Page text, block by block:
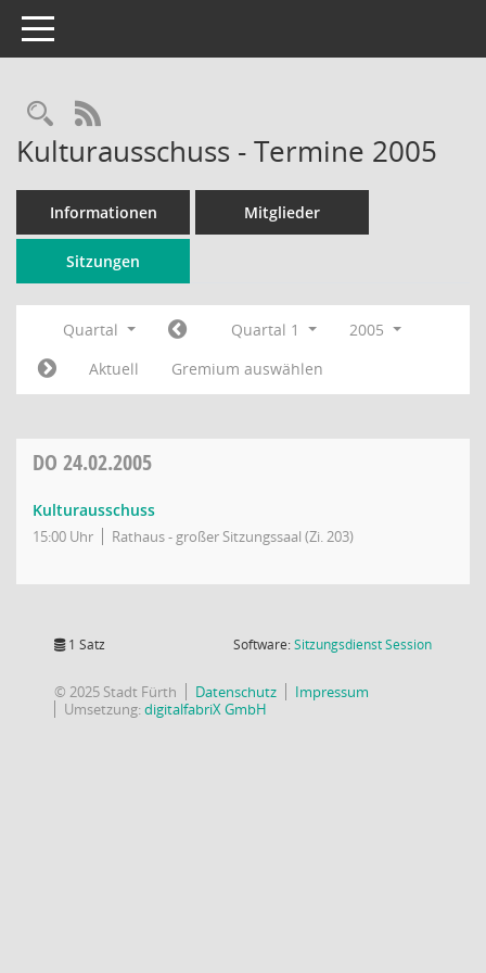
Toggle navigation
Rechercheauswahl
RSS-Feed
Kulturausschuss - Termine 2005
Informationen Mitglieder
Sitzungen
Quartal Quartal 1
2005
Aktuell
Gremium auswählen
DO 24.02.2005
Kulturausschuss
15:00 Uhr Rathaus - großer Sitzungssaal (Zi. 203)
1 Satz Software:SitzungsdienstSession(Wird in
© 2025 Stadt Fürth Datenschutz
Impressum
Umsetzung:digitalfabriX GmbH